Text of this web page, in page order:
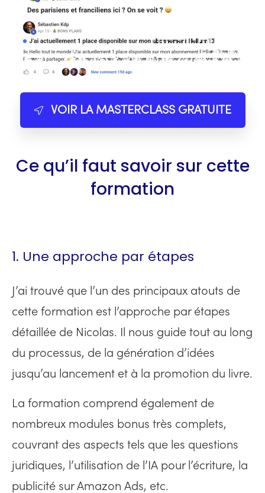
VOIR LA MASTERCLASS GRATUITE
Ce qu’il faut savoir sur cette
formation
1. Une approche par étapes
J’ai trouvé que l’un des principaux atouts de
cette formation est l’approche par étapes
détaillée de Nicolas. Il nous guide tout au long
du processus, de la génération d’idées
jusqu’au lancement et à la promotion du livre.
La formation comprend également de
nombreux modules bonus très complets,
couvrant des aspects tels que les questions
juridiques, l’utilisation de l’IA pour l’écriture, la
publicité sur Amazon Ads, etc.